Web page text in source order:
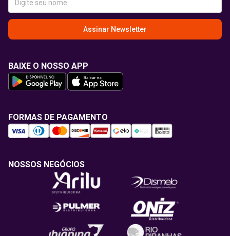
Assinar Newsletter
BAIXE O NOSSO APP
FORMAS DE PAGAMENTO
NOSSOS NEGÓCIOS